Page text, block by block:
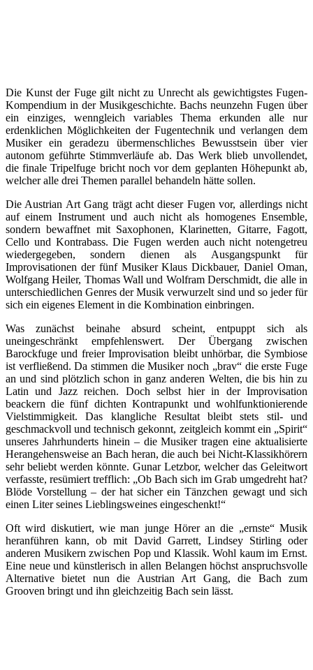
Die Kunst der Fuge gilt nicht zu Unrecht als gewichtigstes Fugen-
Kompendium in der Musikgeschichte. Bachs neunzehn Fugen über
ein einziges, wenngleich variables Thema erkunden alle nur
erdenklichen Möglichkeiten der Fugentechnik und verlangen dem
Musiker ein geradezu übermenschliches Bewusstsein über vier
autonom geführte Stimmverläufe ab. Das Werk blieb unvollendet,
die finale Tripelfuge bricht noch vor dem geplanten Höhepunkt ab,
welcher alle drei Themen parallel behandeln hätte sollen.
Die Austrian Art Gang trägt acht dieser Fugen vor, allerdings nicht
auf einem Instrument und auch nicht als homogenes Ensemble,
sondern bewaffnet mit Saxophonen, Klarinetten, Gitarre, Fagott,
Cello und Kontrabass. Die Fugen werden auch nicht notengetreu
wiedergegeben, sondern dienen als Ausgangspunkt für
Improvisationen der fünf Musiker Klaus Dickbauer, Daniel Oman,
Wolfgang Heiler, Thomas Wall und Wolfram Derschmidt, die alle in
unterschiedlichen Genres der Musik verwurzelt sind und so jeder für
sich ein eigenes Element in die Kombination einbringen.
Was zunächst beinahe absurd scheint, entpuppt sich als
uneingeschränkt empfehlenswert. Der Übergang zwischen
Barockfuge und freier Improvisation bleibt unhörbar, die Symbiose
ist verfließend. Da stimmen die Musiker noch „brav“ die erste Fuge
an und sind plötzlich schon in ganz anderen Welten, die bis hin zu
Latin und Jazz reichen. Doch selbst hier in der Improvisation
beackern die fünf dichten Kontrapunkt und wohlfunktionierende
Vielstimmigkeit. Das klangliche Resultat bleibt stets stil- und
geschmackvoll und technisch gekonnt, zeitgleich kommt ein „Spirit“
unseres Jahrhunderts hinein – die Musiker tragen eine aktualisierte
Herangehensweise an Bach heran, die auch bei Nicht-Klassikhörern
sehr beliebt werden könnte. Gunar Letzbor, welcher das Geleitwort
verfasste, resümiert trefflich: „Ob Bach sich im Grab umgedreht hat?
Blöde Vorstellung – der hat sicher ein Tänzchen gewagt und sich
einen Liter seines Lieblingsweines eingeschenkt!“
Oft wird diskutiert, wie man junge Hörer an die „ernste“ Musik
heranführen kann, ob mit David Garrett, Lindsey Stirling oder
anderen Musikern zwischen Pop und Klassik. Wohl kaum im Ernst.
Eine neue und künstlerisch in allen Belangen höchst anspruchsvolle
Alternative bietet nun die Austrian Art Gang, die Bach zum
Grooven bringt und ihn gleichzeitig Bach sein lässt.